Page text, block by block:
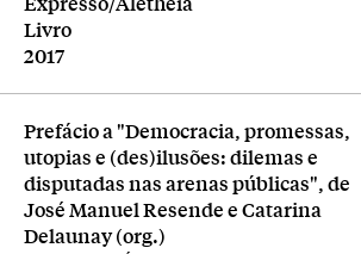
Tipologia
Livro
Ano
2017
Prefácio a "Democracia, promessas,
utopias e (des)ilusões: dilemas e
disputadas nas arenas públicas", de
José Manuel Resende e Catarina
Delaunay (org.)